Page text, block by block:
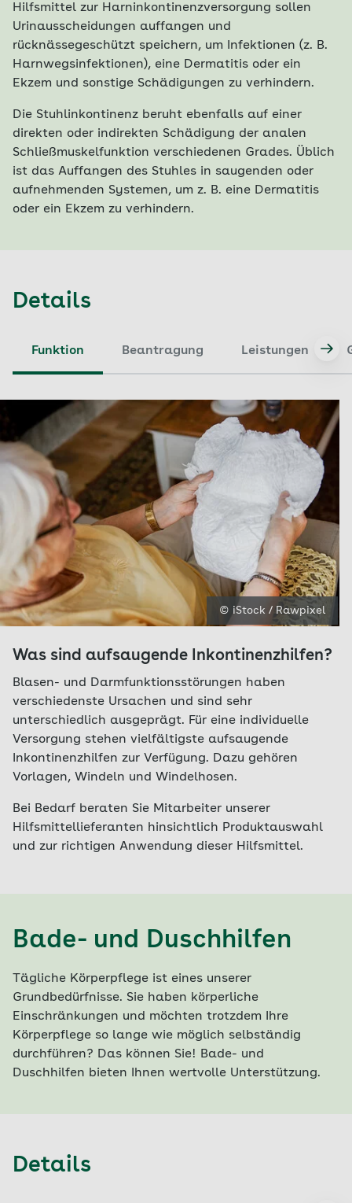
Hilfsmittel zur Harninkontinenzversorgung sollen
Urinausscheidungen auffangen und
rücknässegeschützt speichern, um Infektionen (z. B.
Harnwegsinfektionen), eine Dermatitis oder ein
Ekzem und sonstige Schädigungen zu verhindern.
Die Stuhlinkontinenz beruht ebenfalls auf einer
direkten oder indirekten Schädigung der analen
Schließmuskelfunktion verschiedenen Grades. Üblich
ist das Auffangen des Stuhles in saugenden oder
aufnehmenden Systemen, um z. B. eine Dermatitis
oder ein Ekzem zu verhindern.
Details
Funktion Beantragung Leistungen
© iStock / Rawpixel
Was sind aufsaugende Inkontinenzhilfen?
Blasen- und Darmfunktionsstörungen haben
verschiedenste Ursachen und sind sehr
unterschiedlich ausgeprägt. Für eine individuelle
Versorgung stehen vielfältigste aufsaugende
Inkontinenzhilfen zur Verfügung. Dazu gehören
Vorlagen, Windeln und Windelhosen.
Bei Bedarf beraten Sie Mitarbeiter unserer
Hilfsmittellieferanten hinsichtlich Produktauswahl
und zur richtigen Anwendung dieser Hilfsmittel.
Bade- und Duschhilfen
Tägliche Körperpflege ist eines unserer
Grundbedürfnisse. Sie haben körperliche
Einschränkungen und möchten trotzdem Ihre
Körperpflege so lange wie möglich selbständig
durchführen? Das können Sie! Bade- und
Duschhilfen bieten Ihnen wertvolle Unterstützung.
Details